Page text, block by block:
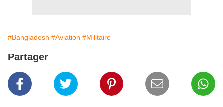
#Bangladesh #Aviation #Militaire
Partager